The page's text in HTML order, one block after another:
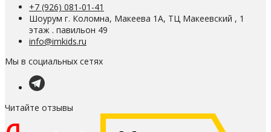
+7 (926) 081-01-41
Шоурум г. Коломна, Макеева 1А, ТЦ Макеевский , 1
этаж . павильон 49
info@imkids.ru
Мы в социальных сетях
Читайте отзывы